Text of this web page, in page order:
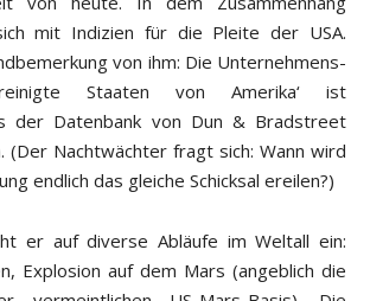
mit Indizien für die Pleite der USA.
von ihm: Die Unternehmens-
Staaten von Amerika‘ ist
der Datenbank von Dun & Bradstreet
(Der Nachtwächter fragt sich: Wann wird
endlich das gleiche Schicksal ereilen?)
er auf diverse Abläufe im Weltall ein:
Explosion auf dem Mars (angeblich die